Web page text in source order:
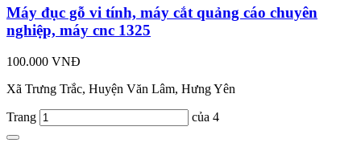
Máy đục gỗ vi tính, máy cắt quảng cáo chuyên
nghiệp, máy cnc 1325
100.000 VNĐ
Xã Trưng Trắc, Huyện Văn Lâm, Hưng Yên
Trang của 4